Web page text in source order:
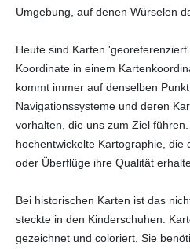
Umgebung, auf denen Würselen
Heute sind Karten
Koordinate in einem
kommt immer auf denselben
Navigationssysteme und deren
vorhalten, die uns zum Ziel
hochentwickelte Kartographie, die
oder Überflüge ihre Qualität
Bei historischen Karten ist das
steckte in den Kinderschuhen.
gezeichnet und coloriert. Sie